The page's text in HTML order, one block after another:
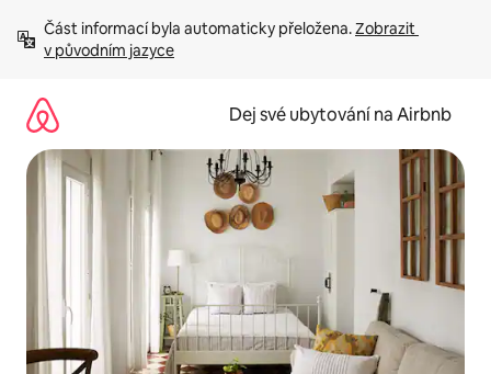
obsah
Část informací byla automaticky přeložena. Zobrazit
v původním jazyce
Dej své ubytování na Airbnb